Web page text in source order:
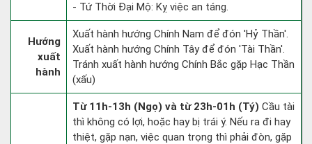
- Tứ Thời Đại Mộ: Kỵ việc an táng.
Hướng
xuất
hành
Xuất hành hướng Chính Nam để đón 'Hỷ Thần'.
Xuất hành hướng Chính Tây để đón 'Tài Thần'.
Tránh xuất hành hướng Chính Bắc gặp Hạc Thần
(xấu)
Từ 11h-13h (Ngọ) và từ 23h-01h (Tý) Cầu tài
thì không có lợi, hoặc hay bị trái ý. Nếu ra đi hay
thiệt, gặp nạn, việc quan trọng thì phải đòn, gặp